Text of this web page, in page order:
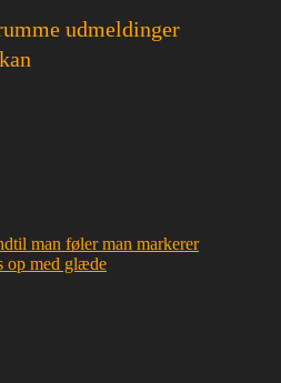
udmeldinger
man føler man markerer
op med glæde